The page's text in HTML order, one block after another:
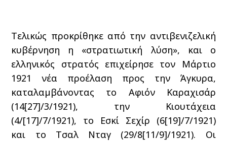
Τελικώς προκρίθηκε από την αντιβενιζελική
κυβέρνηση η «στρατιωτική λύση», και ο
ελληνικός στρατός επιχείρησε τον Μάρτιο
1921 νέα προέλαση προς την Άγκυρα,
καταλαμβάνοντας το Αφιόν Καραχισάρ
(14[27]/3/1921), την Κιουτάχεια
(4/[17]/7/1921), το Εσκί Σεχίρ (6[19]/7/1921)
και το Τσαλ Νταγ (29/8[11/9]/1921). Οι